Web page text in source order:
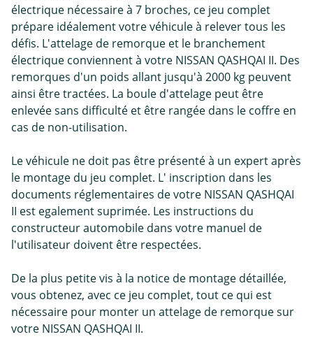
électrique nécessaire à 7 broches, ce jeu complet
prépare idéalement votre véhicule à relever tous les
défis. L'attelage de remorque et le branchement
électrique conviennent à votre NISSAN QASHQAI II. Des
remorques d'un poids allant jusqu'à 2000 kg peuvent
ainsi être tractées. La boule d'attelage peut être
enlevée sans difficulté et être rangée dans le coffre en
cas de non-utilisation.
Le véhicule ne doit pas être présenté à un expert après
le montage du jeu complet. L' inscription dans les
documents réglementaires de votre NISSAN QASHQAI
II est egalement suprimée. Les instructions du
constructeur automobile dans votre manuel de
l'utilisateur doivent être respectées.
De la plus petite vis à la notice de montage détaillée,
vous obtenez, avec ce jeu complet, tout ce qui est
nécessaire pour monter un attelage de remorque sur
votre NISSAN QASHQAI II.